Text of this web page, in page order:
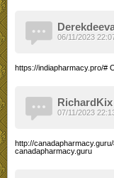
https://indiapharmacy.pro/#
06/11/2023
RichardKix
http://
canadapharmacy.guru
07/11/2023